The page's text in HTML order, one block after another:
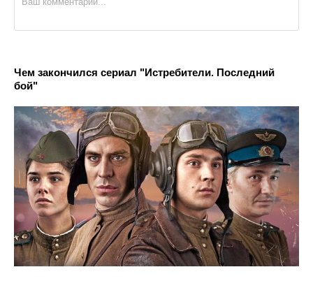
Чем закончился сериал "Истребители. Последний
бой"